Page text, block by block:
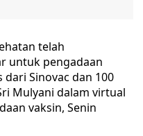
telah
untuk pengadaan
Sinovac dan 100
Mulyani dalam virtual
vaksin, Senin